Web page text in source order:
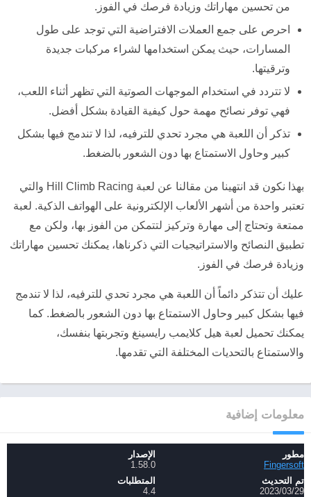
من تحسين مهاراتك وزيادة فرصك في الفوز.
احرص على جمع العملات الافتراضية التي توجد على طول
المسارات، حيث يمكن استخدامها لشراء مركبات جديدة
وترقيتها.
لا تتردد في استخدام الموجهات الصوتية التي تظهر أثناء اللعب،
فهي توفر نصائح مهمة حول كيفية القيادة بشكل أفضل.
تذكر أن اللعبة هي مجرد تحدي للترفيه، لذا لا تندمج فيها بشكل
كبير وحاول الاستمتاع بها دون الشعور بالضغط.
بهذا نكون قد انتهينا من مقالنا عن لعبة Hill Climb Racing والتي
تعتبر واحدة من أشهر الألعاب الإلكترونية على الهواتف الذكية. لعبة
ممتعة وتحتاج إلى مهارة وتركيز لتتمكن من الفوز بها، ولكن مع
تطبيق النصائح والاستراتيجيات التي ذكرناها، يمكنك تحسين مهاراتك
وزيادة فرصك في الفوز.
عليك أن تتذكر دائماً أن اللعبة هي مجرد تحدي للترفيه، لذا لا تندمج
فيها بشكل كبير وحاول الاستمتاع بها دون الشعور بالضغط. كما
يمكنك تحميل لعبة هيل كلايمب رايسينغ وتجربتها بنفسك،
والاستمتاع بالتحديات المختلفة التي تقدمها.
معلومات إضافية
مطور
Fingersoft
الإصدار
1.58.0
تم التحديث
29‏/03‏/2023
المتطلبات
4.4